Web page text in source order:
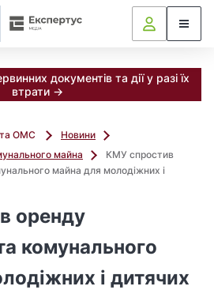
документів та дії у разі їх
втрати →
та ОМС
Новини
майна
КМУ спростив
майна для молодіжних і
оренду
комунального
і дитячих